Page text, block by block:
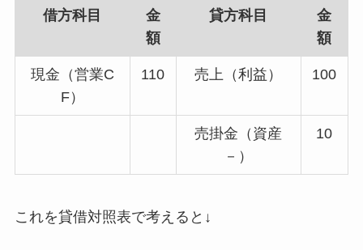
借方科目
金
額
貸方科目
金
額
現金（営業C
F）
110 売上（利益） 100
売掛金（資産
－）
10
これを貸借対照表で考えると↓